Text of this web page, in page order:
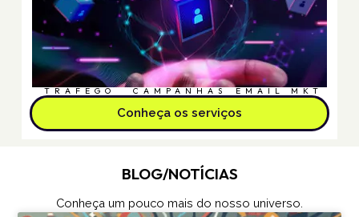
TRÁFEGO CAMPANHAS EMAIL MKT
Conheça os serviços
BLOG/NOTÍCIAS
Conheça um pouco mais do nosso universo.